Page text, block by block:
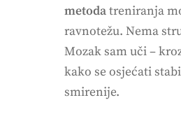
metodatreniranja
ravnotežu. Nema
Mozak sam uči –
kako se osjećati
smirenije.